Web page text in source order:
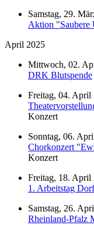
Samstag, 29.
Aktion "Saubere
April 2025
Mittwoch, 02.
DRK Blutspende
Freitag, 04. April
Konzert
Sonntag, 06.
Chorkonzert
Konzert
Freitag, 18. April
1. Arbeitstag
Samstag, 26.
Rheinland-Pfalz